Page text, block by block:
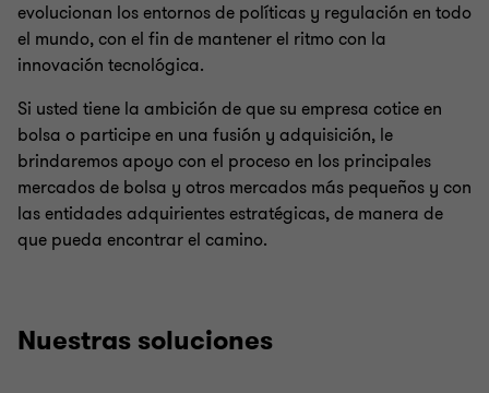
evolucionan los entornos de políticas y regulación en todo
el mundo, con el fin de mantener el ritmo con la
innovación tecnológica.
Si usted tiene la ambición de que su empresa cotice en
bolsa o participe en una fusión y adquisición, le
brindaremos apoyo con el proceso en los principales
mercados de bolsa y otros mercados más pequeños y con
las entidades adquirientes estratégicas, de manera de
que pueda encontrar el camino.
Nuestras soluciones